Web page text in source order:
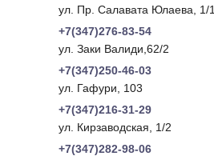
ул. Пр. Салавата Юлаева, 1/1
+7(347)276-83-54
ул. Заки Валиди,62/2
+7(347)250-46-03
ул. Гафури, 103
+7(347)216-31-29
ул. Кирзаводская, 1/2
+7(347)282-98-06